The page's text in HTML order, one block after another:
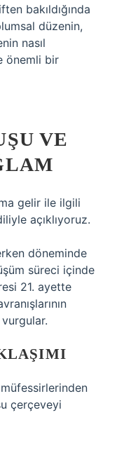
bakıldığında
düzenin,
nasıl
önemli bir
VE
gelir ile ilgili
açıklıyoruz.
döneminde
süreci içinde
21. ayette
çerçeveyi